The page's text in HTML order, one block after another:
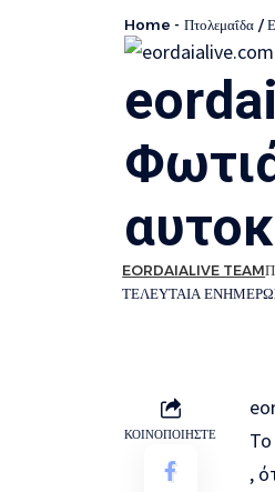
Home - Πτολεμαΐδα /
ΤΕΛΕΥΤΑΙΑ
EORDAIALIVE TEAM
ΚΟΙΝΟΠΟΙΗΣΤΕ
,